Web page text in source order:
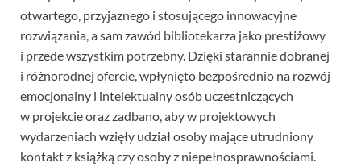
otwartego, przyjaznego i stosującego innowacyjne
rozwiązania, a sam zawód bibliotekarza jako prestiżowy
i przede wszystkim potrzebny. Dzięki starannie dobranej
i różnorodnej ofercie, wpłynięto bezpośrednio na rozwój
emocjonalny i intelektualny osób uczestniczących
w projekcie oraz zadbano, aby w projektowych
wydarzeniach wzięły udział osoby mające utrudniony
kontakt z książką czy osoby z niepełnosprawnościami.